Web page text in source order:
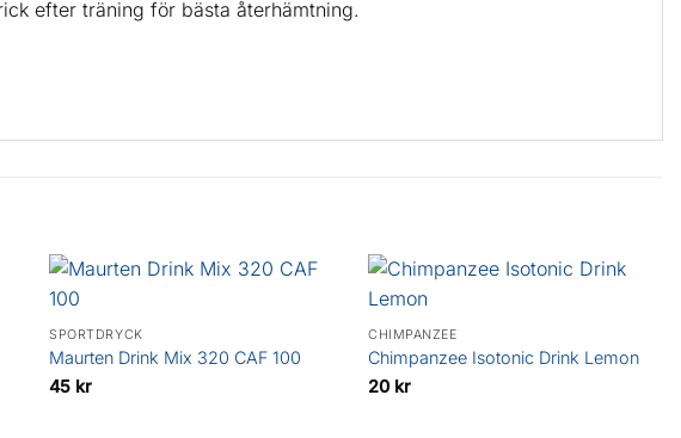
efter träning för bästa återhämtning.
SPORTDRYCK
Maurten Drink Mix 320 CAF 100
45 kr
CHIMPANZEE
Chimpanzee Isotonic Drink Lemon
20 kr